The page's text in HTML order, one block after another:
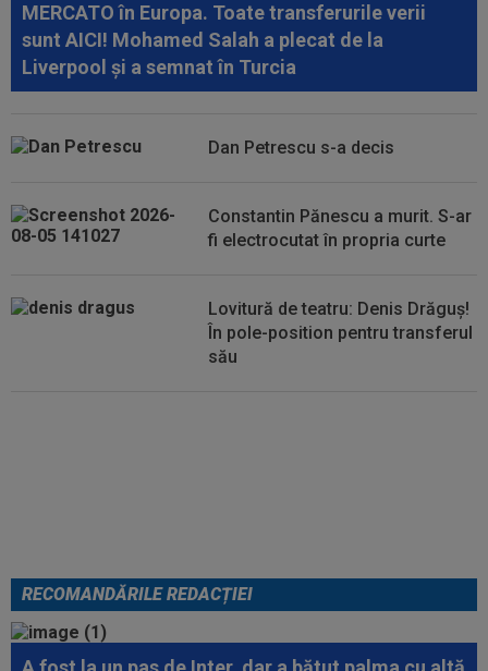
altă echipă și l-a lăsat pe...
15:01
Modificări ale regulamentului din UEFA
Salah: "Mă gândeam că vrea să...
cu KuPS din Europa League: reveniri...
MERCATO în Europa. Toate transferurile verii
sunt AICI! Mohamed Salah a plecat de la
Liverpool și a semnat în Turcia
Dan Petrescu s-a decis
Constantin Pănescu a murit. S-ar
fi electrocutat în propria curte
Lovitură de teatru: Denis Drăguș!
În pole-position pentru transferul
său
RECOMANDĂRILE REDACȚIEI